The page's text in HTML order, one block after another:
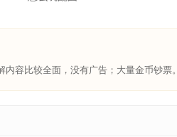
容比较全面，没有广告；大量金币钞票。